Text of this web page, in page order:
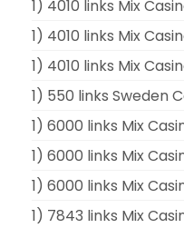
1) 4010 links Mix
1) 4010 links Mix
1) 4010 links Mix
1) 550 links Sweden
1) 6000 links Mix
1) 6000 links Mix
1) 6000 links Mix
1) 7843 links Mix